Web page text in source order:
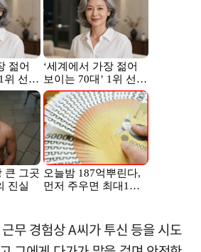
무 경험상 A씨가 투신 등을 시도